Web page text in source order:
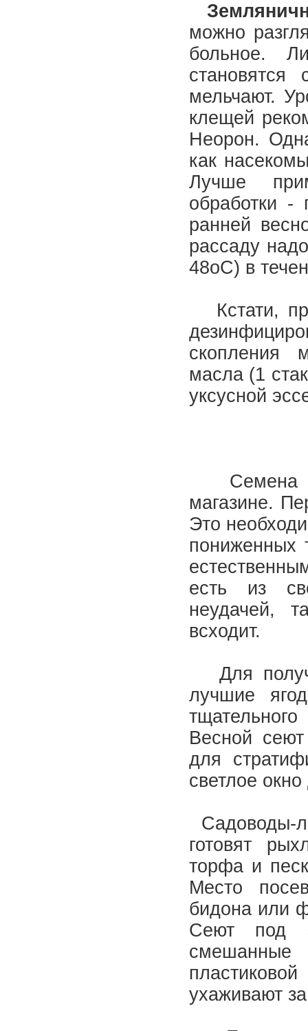
можно
больное.
мельчают.
клещей
Неорон.
как
Лучше
обработки -
ранней
рассаду
48оС) в
Кстати,
скопления
масла (1
уксусной
Семена
магазине.
Это
пониженных
есть из
неудачей,
всходит.
Для
лучшие
Весной
для
светлое
Садоводы-
готовят
торфа и
Место
бидона или
Сеют под
ухаживают